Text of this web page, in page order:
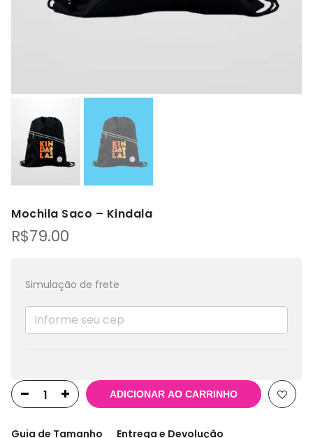
Mochila Saco – Kindala
R$79.00
Simulação de frete
ADICIONAR AO CARRINHO
Guia de Tamanho Entrega e Devolução